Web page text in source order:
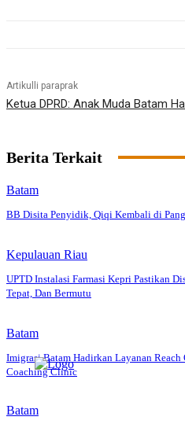
Artikulli paraprak
Ketua DPRD: Anak Muda Batam
Berita Terkait
Batam
BB Disita Penyidik, Qiqi Kembali di
Kepulauan Riau
UPTD Instalasi Farmasi Kepri Pastikan
Tepat, Dan Bermutu
Batam
Imigrasi Batam Hadirkan Layanan
Coaching Clinic
Batam